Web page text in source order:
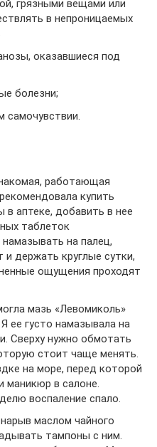
грязными вещами или
в непроницаемых
оказавшиеся под
болезни;
работающая
купить
в аптеке, добавить в нее
таблеток
на палец,
и держать круглые сутки,
ощущения проходят
мазь «Левомиколь»
ее густо намазывала на
Сверху нужно обмотать
стоит чаще менять.
на море, перед которой
маникюр в салоне.
воспаление спало.
маслом чайного
тампоны с ним.